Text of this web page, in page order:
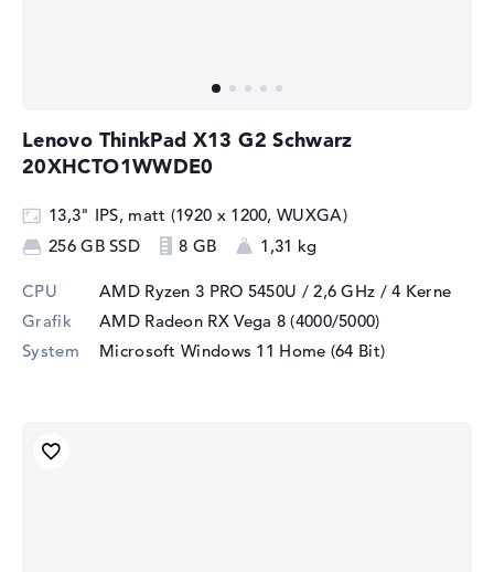
Lenovo ThinkPad X13 G2 Schwarz
20XHCTO1WWDE0
13,3" IPS, matt (1920 x 1200, WUXGA)
256 GB SSD
8 GB 1,31 kg
CPU AMD Ryzen 3 PRO 5450U / 2,6 GHz / 4 Kerne
Grafik
AMD Radeon RX Vega 8 (4000/5000)
System
Microsoft Windows 11 Home (64 Bit)